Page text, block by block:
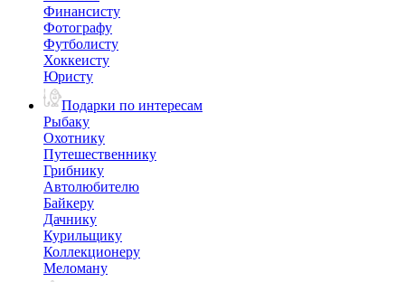
Финансисту
Фотографу
Футболисту
Хоккеисту
Юристу
Подарки по интересам
Рыбаку
Охотнику
Путешественнику
Грибнику
Автолюбителю
Байкеру
Дачнику
Курильщику
Коллекционеру
Меломану